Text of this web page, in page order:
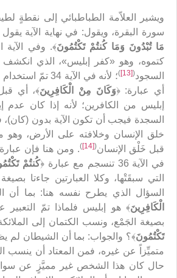
سورة البقرة، ويقول: في نهاية الآية يقول
مَا تُبْدُونَ وَمَا كُنتُمْ تَكْتُمُونَ﴾. وفي الآية
كتموه، وهو «كفر إبليس»، الذي
السجود(
[13]
)
؛ لأنه في الآية 34
أي عبارة: ﴿وَكَانَ مِنْ الْكَافِرِينَ﴾، أي
إبليس من الكافرين؛ لأنه إذا كان عدم
السجدة فيجب أن تكون الآية بدون
خلق الإنسان وخلافته على الأرض، وهو ما
قبل خَلْق الإنسان(
[14]
). ومن هنا فإن
في الآية 36 تنسجم مع عبارة ﴿
كُنتُمْ
التي سبقَتْها، وكلا العبارتين جاءتا
السؤال الذي يطرح نفسه هنا: بما أن
الْكَافِرِينَ﴾ هو إبليس فلماذا تمّ التعبير
بصيغة الجَمْع، ونسب الكتمان إلى
تَكْتُمُونَ﴾؟ والجواب: بما أن الشيطان لم
متميِّزاً عن غيره، فمن المعتاد أن ينسب
حال كان هذا الشخص غير مميَّزٍ عن